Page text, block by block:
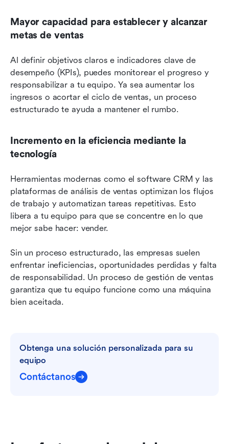
Mayor capacidad para establecer y alcanzar
metas de ventas
Al definir objetivos claros e indicadores clave de
desempeño (KPIs), puedes monitorear el progreso y
responsabilizar a tu equipo. Ya sea aumentar los
ingresos o acortar el ciclo de ventas, un proceso
estructurado te ayuda a mantener el rumbo.
Incremento en la eficiencia mediante la
tecnología
Herramientas modernas como el software CRM y las
plataformas de análisis de ventas optimizan los flujos
de trabajo y automatizan tareas repetitivas. Esto
libera a tu equipo para que se concentre en lo que
mejor sabe hacer: vender.
Sin un proceso estructurado, las empresas suelen
enfrentar ineficiencias, oportunidades perdidas y falta
de responsabilidad. Un proceso de gestión de ventas
garantiza que tu equipo funcione como una máquina
bien aceitada.
Obtenga una solución personalizada para su
equipo
Contáctanos